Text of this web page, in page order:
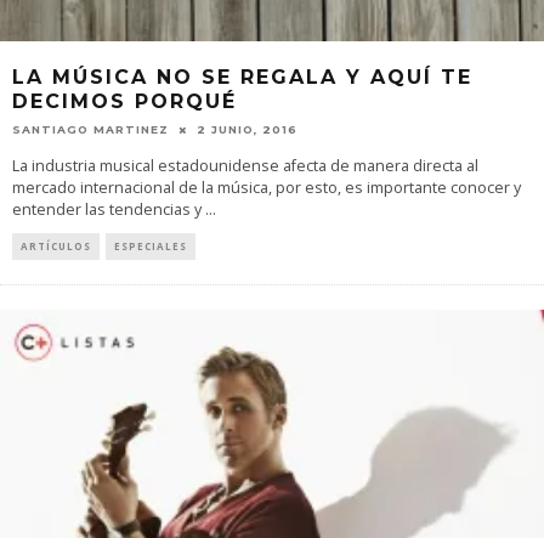
LA MÚSICA NO SE REGALA Y AQUÍ TE
DECIMOS PORQUÉ
SANTIAGO MARTINEZ 2 JUNIO, 2016
La industria musical estadounidense afecta de manera directa al
mercado internacional de la música, por esto, es importante conocer y
entender las tendencias y...
ARTÍCULOS ESPECIALES